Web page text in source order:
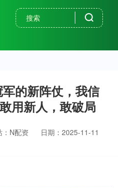
的新阵仗，我信
用新人，敢破局
：N配资
日期：2025-11-11